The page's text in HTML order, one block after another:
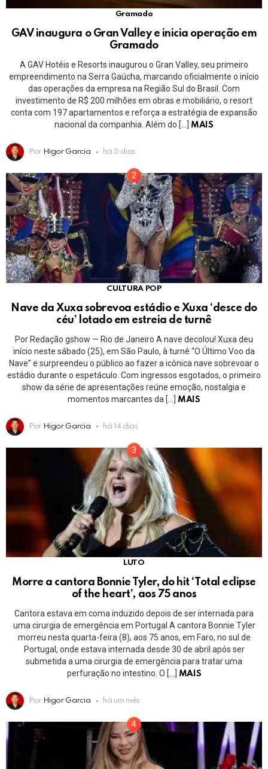
Gramado
GAV inaugura o Gran Valley e inicia operação em
Gramado
A GAV Hotéis e Resorts inaugurou o Gran Valley, seu primeiro
empreendimento na Serra Gaúcha, marcando oficialmente o início
das operações da empresa na Região Sul do Brasil. Com
investimento de R$ 200 milhões em obras e mobiliário, o resort
conta com 197 apartamentos e reforça a estratégia de expansão
nacional da companhia. Além do […]
MAIS
Por Higor Garcia há 5 dias
CULTURA POP
Nave da Xuxa sobrevoa estádio e Xuxa ‘desce do
céu’ lotado em estreia de turnê
Por Redação gshow — Rio de Janeiro A nave decolou! Xuxa deu
início neste sábado (25), em São Paulo, à turnê “O Último Voo da
Nave” e surpreendeu o público ao fazer a icônica nave sobrevoar o
estádio durante o espetáculo. Com ingressos esgotados, o primeiro
show da série de apresentações reúne emoção, nostalgia e
momentos marcantes da […]
MAIS
Por Higor Garcia há 14 dias
LUTO
Morre a cantora Bonnie Tyler, do hit ‘Total eclipse
of the heart’, aos 75 anos
Cantora estava em coma induzido depois de ser internada para
uma cirurgia de emergência em Portugal A cantora Bonnie Tyler
morreu nesta quarta-feira (8), aos 75 anos, em Faro, no sul de
Portugal, onde estava internada desde 30 de abril após ser
submetida a uma cirurgia de emergência para tratar uma
perfuração no intestino. O […]
MAIS
Por Higor Garcia há um mês